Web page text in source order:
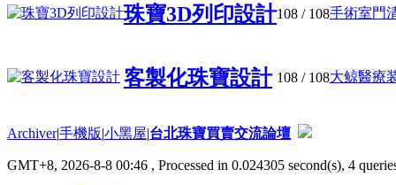
珠寶3D列印設計108 / 108手術室門
客製化珠寶設計 108 / 108大鲸醫療
Archiver|手機版|小黑屋|台北珠寶買賣交流論壇
GMT+8, 2026-8-8 00:46 , Processed in 0.024305 second(s), 4